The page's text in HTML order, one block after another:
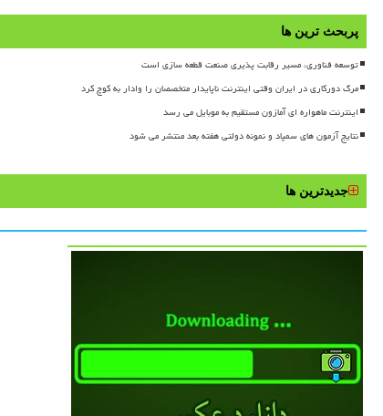
پربحث ترین ها
توسعه فناوری، مسیر رقابت پذیری صنعت قطعه سازی است
مرگ دورکاری در ایران وقتی اینترنت ناپایدار متخصصان را وادار به کوچ کرد
اینترنت ماهواره ای آمازون مستقیم به موبایل می رسد
نتایج آزمون های سمپاد و نمونه دولتی هفته بعد منتشر می شود
جدیدترین ها